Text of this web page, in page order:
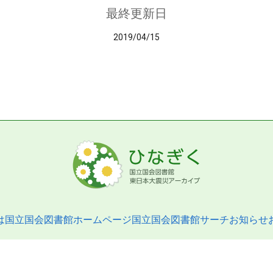
最終更新日
2019/04/15
国立国会図書館ホームページ国立国会図書館サーチお知らせ